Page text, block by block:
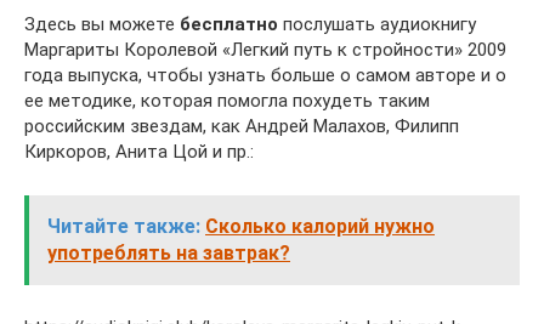
Здесь вы можете бесплатно послушать аудиокнигу
Маргариты Королевой «Легкий путь к стройности» 2009
года выпуска, чтобы узнать больше о самом авторе и о
ее методике, которая помогла похудеть таким
российским звездам, как Андрей Малахов, Филипп
Киркоров, Анита Цой и пр.:
Читайте также: Сколько калорий нужно
употреблять на завтрак?